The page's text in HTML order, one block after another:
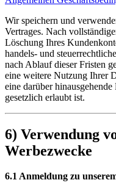
Wir speichern und
Vertrages. Nach
Löschung Ihres
handels- und
nach Ablauf dieser Fristen
eine weitere Nutzung Ihrer
eine darüber
gesetzlich erlaubt ist.
6) Verwendung
Werbezwecke
6.1 Anmeldung zu